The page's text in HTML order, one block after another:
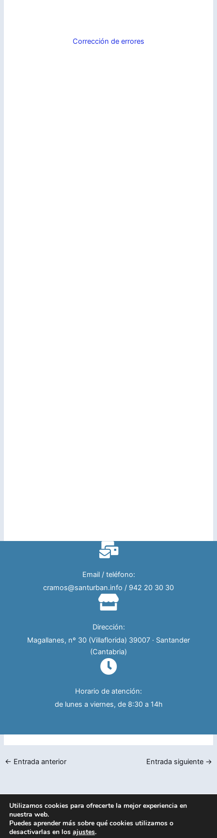
Corrección de errores
Email / teléfono:
cramos@santurban.info / 942 20 30 30
Dirección:
Magallanes, nº 30 (Villaflorida) 39007 · Santander
(Cantabria)
Horario de atención:
de lunes a viernes, de 8:30 a 14h
← Entrada anterior Entrada siguiente →
Política de privacidad
Copyright © 2026 |
Utilizamos cookies para ofrecerte la mejor experiencia en
nuestra web.
Puedes aprender más sobre qué cookies utilizamos o
desactivarlas en los ajustes.